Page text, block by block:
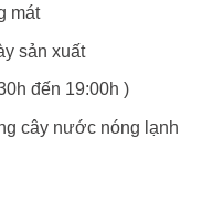
mát
sản xuất
đến 19:00h )
cây nước nóng lạnh